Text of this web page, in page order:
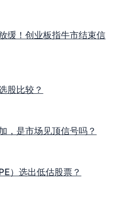
缓！创业板指牛市结束信
股比较？
，是市场见顶信号吗？
）选出低估股票？